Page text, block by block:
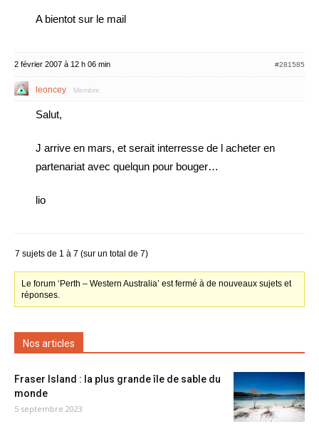
A bientot sur le mail
2 février 2007 à 12 h 06 min #281585
leoncey Membre
Salut,
J arrive en mars, et serait interresse de l acheter en
partenariat avec quelqun pour bouger…
lio
7 sujets de 1 à 7 (sur un total de 7)
Le forum ‘Perth – Western Australia’ est fermé à de nouveaux sujets et
réponses.
Nos articles
Fraser Island : la plus grande île de sable du
monde
5 septembre 2023